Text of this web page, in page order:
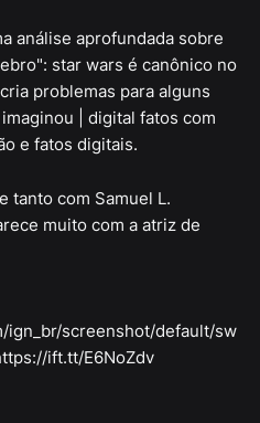
análise aprofundada sobre
star wars é canônico no
problemas para alguns
| digital fatos com
e fatos digitais.
tanto com Samuel L.
muito com a atriz de
ign_br/screenshot/default/sw
ift.tt/E6NoZdv